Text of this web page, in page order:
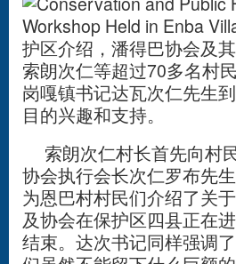
护区介绍，潘得巴协会及
索朗次仁等超过70多名村
岗嘎镇书记达瓦次仁先生
目的兴趣和支持。
索朗次仁村长首先向村
协会执行会长次仁罗布先
为恩巴村村民们介绍了关
及协会在保护区四县正在
结束。达次书记同样强调